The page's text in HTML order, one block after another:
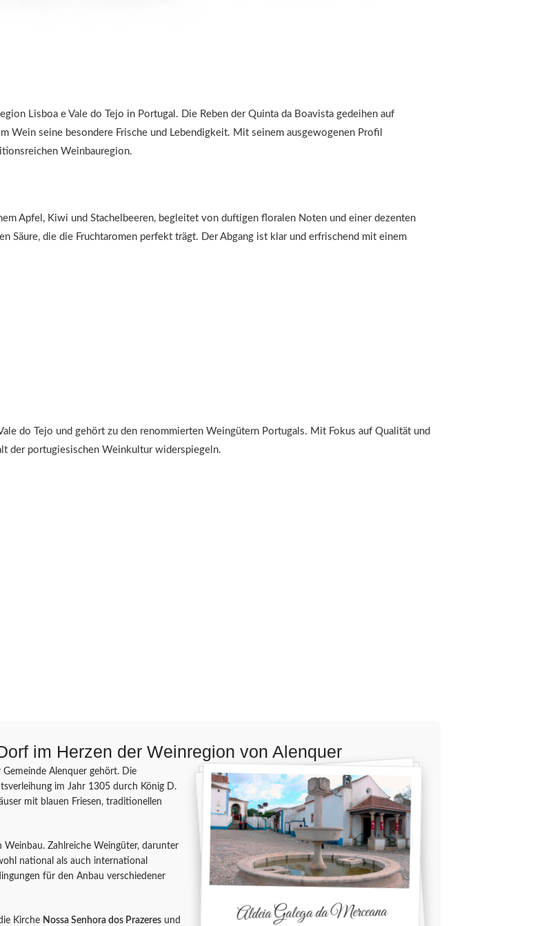
Lisboa e Vale do Tejo in Portugal. Die Reben der Quinta da Boavista gedeihen auf
Wein seine besondere Frische und Lebendigkeit. Mit seinem ausgewogenen Profil
Weinbauregion.
Apfel, Kiwi und Stachelbeeren, begleitet von duftigen floralen Noten und einer dezenten
Säure, die die Fruchtaromen perfekt trägt. Der Abgang ist klar und erfrischend mit einem
do Tejo und gehört zu den renommierten Weingütern Portugals. Mit Fokus auf Qualität und
der portugiesischen Weinkultur widerspiegeln.
im Herzen der Weinregion von Alenquer
Alenquer gehört. Die
im Jahr 1305 durch König D.
mit blauen Friesen, traditionellen
Zahlreiche Weingüter, darunter
national als auch international
für den Anbau verschiedener
Kirche Nossa Senhora dos Prazeres und
Aldeia Galega da Merceana